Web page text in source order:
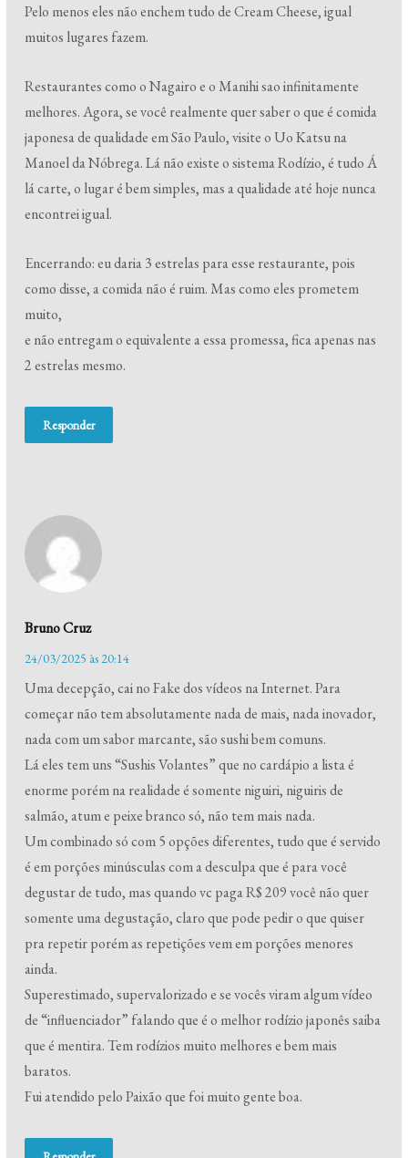
Pelo menos eles não enchem tudo de Cream Cheese, igual
muitos lugares fazem.
Restaurantes como o Nagairo e o Manihi sao infinitamente
melhores. Agora, se você realmente quer saber o que é comida
japonesa de qualidade em São Paulo, visite o Uo Katsu na
Manoel da Nóbrega. Lá não existe o sistema Rodízio, é tudo Á
lá carte, o lugar é bem simples, mas a qualidade até hoje nunca
encontrei igual.
Encerrando: eu daria 3 estrelas para esse restaurante, pois
como disse, a comida não é ruim. Mas como eles prometem
muito,
e não entregam o equivalente a essa promessa, fica apenas nas
2 estrelas mesmo.
Responder
Bruno Cruz
24/03/2025 às 20:14
Uma decepção, cai no Fake dos vídeos na Internet. Para
começar não tem absolutamente nada de mais, nada inovador,
nada com um sabor marcante, são sushi bem comuns.
Lá eles tem uns “Sushis Volantes” que no cardápio a lista é
enorme porém na realidade é somente niguiri, niguiris de
salmão, atum e peixe branco só, não tem mais nada.
Um combinado só com 5 opções diferentes, tudo que é servido
é em porções minúsculas com a desculpa que é para você
degustar de tudo, mas quando vc paga R$ 209 você não quer
somente uma degustação, claro que pode pedir o que quiser
pra repetir porém as repetições vem em porções menores
ainda.
Superestimado, supervalorizado e se vocês viram algum vídeo
de “influenciador” falando que é o melhor rodízio japonês saiba
que é mentira. Tem rodízios muito melhores e bem mais
baratos.
Fui atendido pelo Paixão que foi muito gente boa.